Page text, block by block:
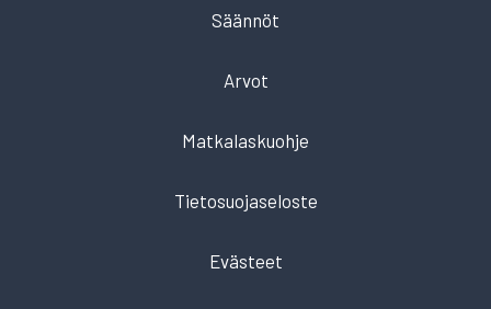
Säännöt
Arvot
Matkalaskuohje
Tietosuojaseloste
Evästeet